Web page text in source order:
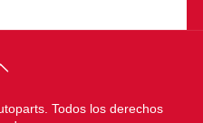
Todos los derechos